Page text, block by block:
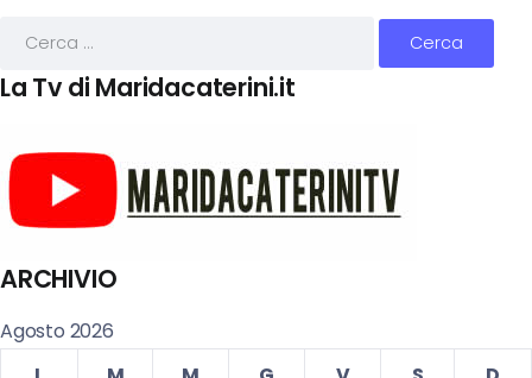
La Tv di Maridacaterini.it
ARCHIVIO
Agosto 2026